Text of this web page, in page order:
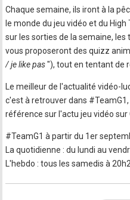
Chaque semaine, ils iront à la
le monde du jeu vidéo et du
sur les sorties de la semaine,
vous proposeront des quizz
/ je like pas"), tout en tentant de
Le meilleur de l'actualité vidéo-
c'est à retrouver dans
référence sur l'actu jeu vidéo sur
#TeamG1 à partir du 1er
La quotidienne : du lundi au
L'hebdo : tous les samedis à